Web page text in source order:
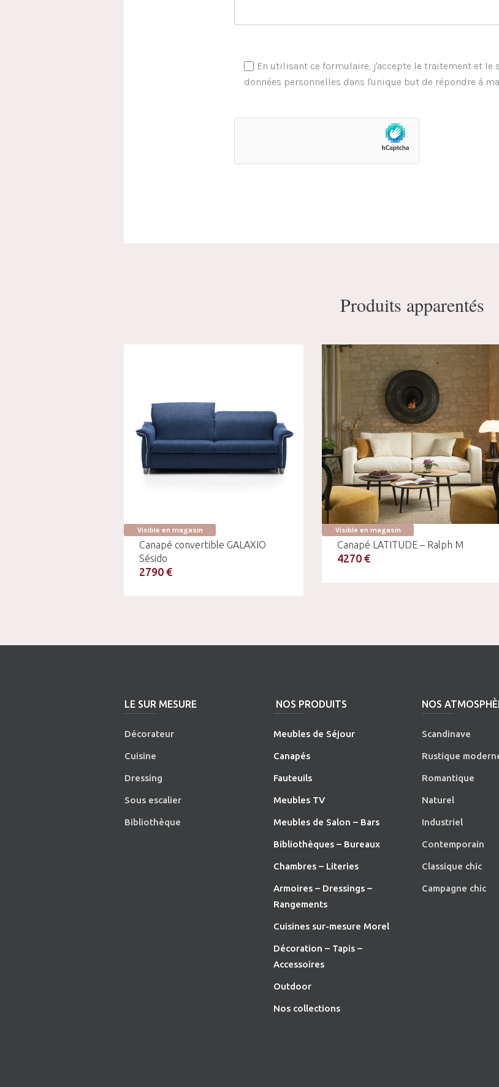
En utilisant ce formulaire, j'accepte le traitement et le
données personnelles dans l'unique but de répondre à
Produits apparentés
Visible en magasin
Canapé convertible GALAXIO
Sésido
2790 €
Visible en magasin
Canapé LATITUDE – Ralph M
4270 €
LE SUR MESURE
Décorateur
Cuisine
Dressing
Sous escalier
Bibliothèque
NOS PRODUITS
Meubles de Séjour
Canapés
Fauteuils
Meubles TV
Meubles de Salon – Bars
Bibliothèques – Bureaux
Chambres – Literies
Armoires – Dressings –
Rangements
Cuisines sur-mesure Morel
Décoration – Tapis –
Accessoires
Outdoor
Nos collections
NOS
Scandinave
Rustique
Romantique
Naturel
Industriel
Contemporain
Classique chic
Campagne chic